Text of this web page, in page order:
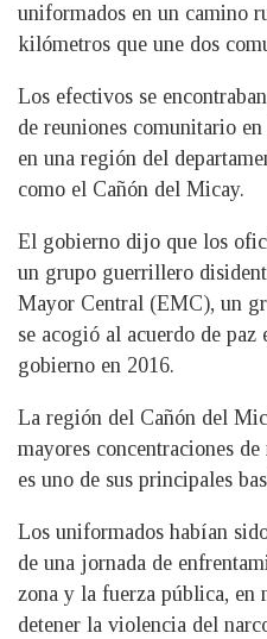
uniformados en un camino
kilómetros que une dos
Los efectivos se
de reuniones comunitario
en una región del
como el Cañón del Micay.
El gobierno dijo que los
un grupo guerrillero
Mayor Central (EMC), un
se acogió al acuerdo de
gobierno en 2016.
La región del Cañón del
mayores concentraciones
es uno de sus principales
Los uniformados habían
de una jornada de
zona y la fuerza pública, en
detener la violencia del